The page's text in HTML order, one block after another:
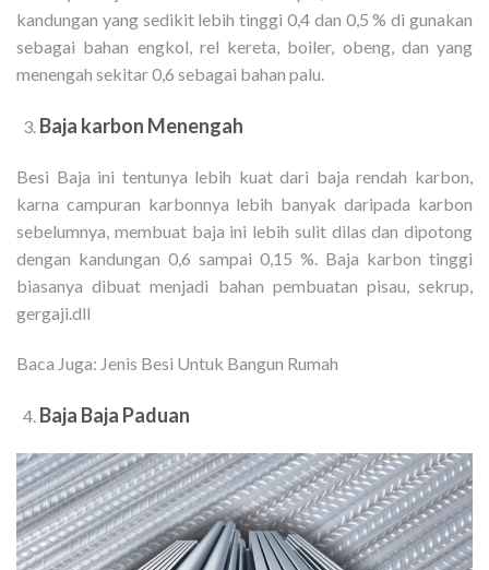
kandungan yang sedikit lebih tinggi 0,4 dan 0,5 % di gunakan
sebagai bahan engkol, rel kereta, boiler, obeng, dan yang
menengah sekitar 0,6 sebagai bahan palu.
Baja karbon Menengah
Besi Baja ini tentunya lebih kuat dari baja rendah karbon,
karna campuran karbonnya lebih banyak daripada karbon
sebelumnya, membuat baja ini lebih sulit dilas dan dipotong
dengan kandungan 0,6 sampai 0,15 %. Baja karbon tinggi
biasanya dibuat menjadi bahan pembuatan pisau, sekrup,
gergaji.dll
Baca Juga: Jenis Besi Untuk Bangun Rumah
Baja Baja Paduan